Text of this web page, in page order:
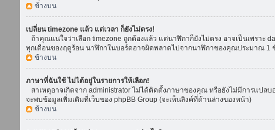
ข้างบน
เปลี่ยน timezone แล้ว แต่เวลา ก็ยังไม่ตรง!
ถ้าคุณแน่ใจว่าเลือก timezone ถูกต้องแล้ว แต่นาฬิกาก็ยังไม่ตรง อาจเป็นเพราะ
ทุกเดือนของฤดูร้อน นาฬิกาในบอร์ดอาจผิดพลาดไปจากนาฬิกาของคุณประมาณ 1
ข้างบน
ภาษาที่ฉันใช้ ไม่ได้อยู่ในรายการให้เลือก!
สาเหตุอาจเกิดจาก administrator ไม่ได้ติดตั้งภาษาของคุณ หรือยังไม่มีการแป
จะพบข้อมูลเพิ่มเติมที่เว็บของ phpBB Group (จะเห็นลิงค์ที่ด้านล่างของหน้า)
ข้างบน